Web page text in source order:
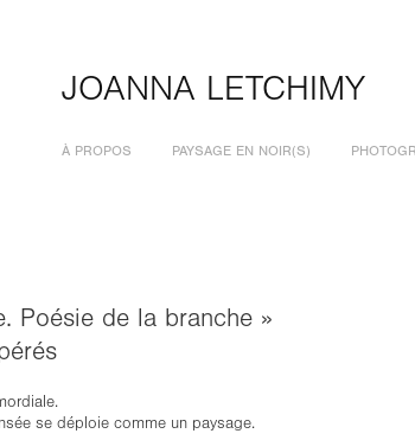
JOANNA LETCHIMY
À PROPOS PAYSAGE EN NOIR(S)
Poésie de la branche »
se déploie comme un paysage.